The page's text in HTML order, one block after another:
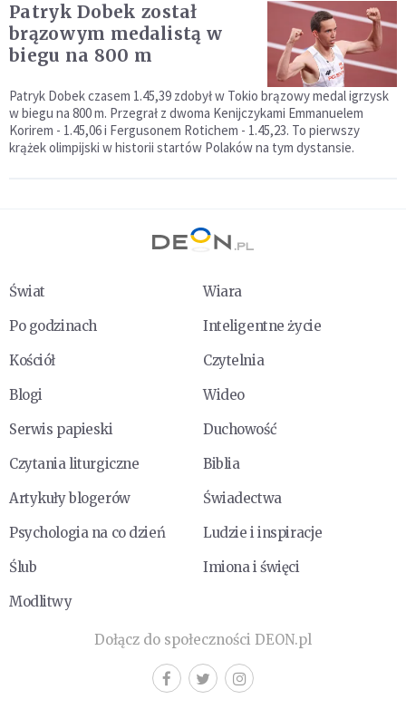
Patryk Dobek został
brązowym medalistą w
biegu na 800 m
Patryk Dobek czasem 1.45,39 zdobył w Tokio brązowy medal igrzysk
w biegu na 800 m. Przegrał z dwoma Kenijczykami Emmanuelem
Korirem - 1.45,06 i Fergusonem Rotichem - 1.45,23. To pierwszy
krążek olimpijski w historii startów Polaków na tym dystansie.
Świat
Wiara
Po godzinach
Inteligentne życie
Kościół
Czytelnia
Blogi
Wideo
Serwis papieski
Duchowość
Czytania liturgiczne
Biblia
Artykuły blogerów
Świadectwa
Psychologia na co dzień
Ludzie i inspiracje
Ślub
Imiona i święci
Modlitwy
Dołącz do społeczności DEON.pl